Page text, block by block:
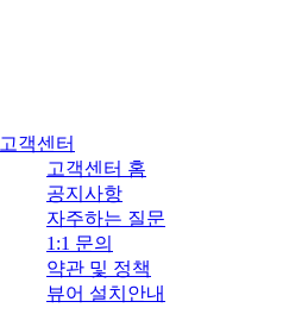
고객센터
고객센터 홈
공지사항
자주하는 질문
1:1 문의
약관 및 정책
뷰어 설치안내